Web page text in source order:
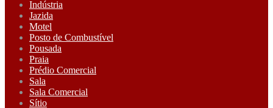
Indústria
Jazida
Motel
Posto de Combustível
Pousada
Praia
Prédio Comercial
Sala
Sala Comercial
Sítio